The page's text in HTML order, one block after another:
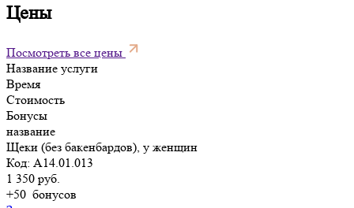
Цены
Посмотреть все цены
Название услуги
Время
Стоимость
Бонусы
название
Щеки (без бакенбардов), у женщин
Код: A14.01.013
1 350 руб.
+50 бонусов